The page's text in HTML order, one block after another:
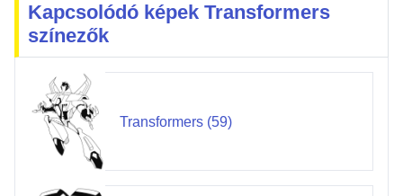
Kapcsolódó képek Transformers
színezők
Transformers (59)